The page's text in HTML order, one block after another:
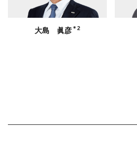
大島 眞彦 ＊2